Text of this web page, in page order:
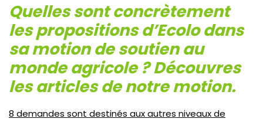
Quelles sont concrètement
les propositions d’Ecolo dans
sa motion de soutien au
monde agricole ? Découvres
les articles de notre motion.
8 demandes sont destinés aux autres niveaux de